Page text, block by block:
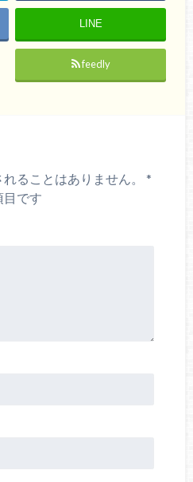
LINE
feedly
ることはありません。
*
目です